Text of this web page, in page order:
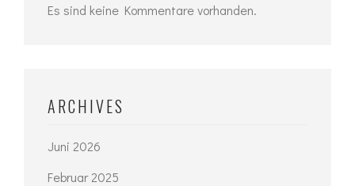
Es sind keine Kommentare vorhanden.
ARCHIVES
Juni 2026
Februar 2025